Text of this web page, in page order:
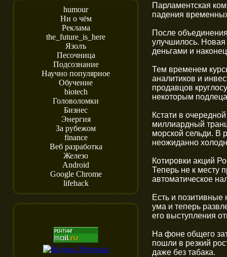
humour
Ни о чём
Реклама
the_future_is_here
Язолъ
Песочница
Подсознание
Научно популярное
Обучение
biotech
Головоломки
Бизнес
Энергия
За рубежом
finance
Веб разработка
Железо
Android
Google Chrome
lifehack
Парламентская
падения
После
улучшилось.
деньгами и
Тем временем
аналитиков и
продавцов
некоторым
Кстати в
миллиардный
морской сельди. В
неожиданно
Котировки акций
Теперь не к месту
автоматическое
Есть и позитивные
ума и теперь
его выступления
На фоне общего
пошли в резкий
даже без табака.